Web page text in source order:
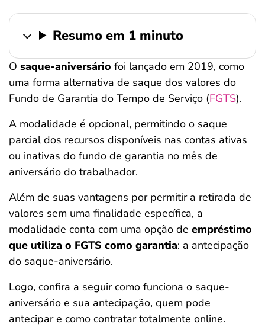
Resumo em 1 minuto
O saque-aniversário foi lançado em 2019, como
uma forma alternativa de saque dos valores do
Fundo de Garantia do Tempo de Serviço (FGTS).
A modalidade é opcional, permitindo o saque
parcial dos recursos disponíveis nas contas ativas
ou inativas do fundo de garantia no mês de
aniversário do trabalhador.
Além de suas vantagens por permitir a retirada de
valores sem uma finalidade específica, a
modalidade conta com uma opção de empréstimo
que utiliza o FGTS como garantia: a antecipação
do saque-aniversário.
Logo, confira a seguir como funciona o saque-
aniversário e sua antecipação, quem pode
antecipar e como contratar totalmente online.